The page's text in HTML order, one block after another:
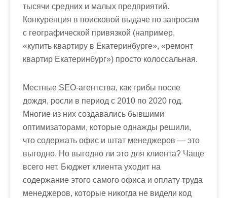
тысячи средних и малых предприятий.
Конкуренция в поисковой выдаче по запросам
с географической привязкой (например,
«купить квартиру в Екатеринбурге», «ремонт
квартир Екатеринбург») просто колоссальная.
Местные SEO-агентства, как грибы после
дождя, росли в период с 2010 по 2020 год.
Многие из них создавались бывшими
оптимизаторами, которые однажды решили,
что содержать офис и штат менеджеров — это
выгодно. Но выгодно ли это для клиента? Чаще
всего нет. Бюджет клиента уходит на
содержание этого самого офиса и оплату труда
менеджеров, которые никогда не видели код